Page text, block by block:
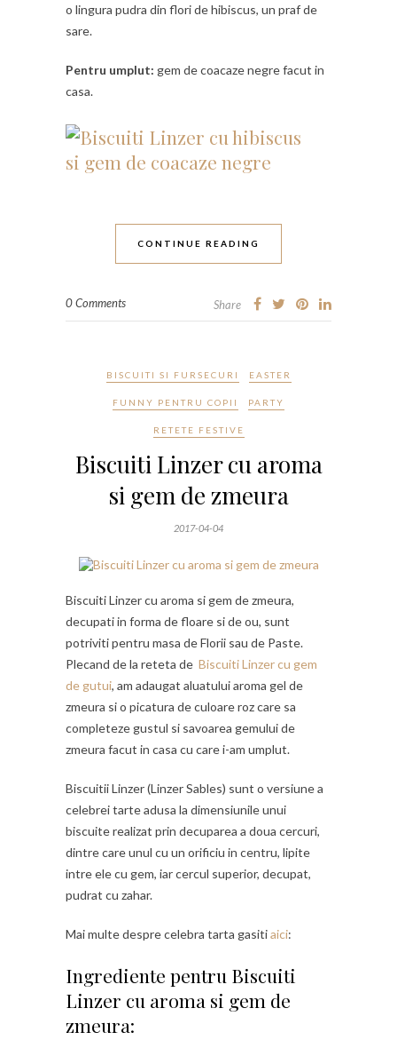
o lingura pudra din flori de hibiscus, un praf de
sare.
Pentru umplut: gem de coacaze negre facut in
casa.
CONTINUE READING
0 Comments Share
BISCUITI SI FURSECURI EASTER
FUNNY PENTRU COPII PARTY
RETETE FESTIVE
Biscuiti Linzer cu aroma
si gem de zmeura
2017-04-04
Biscuiti Linzer cu aroma si gem de zmeura,
decupati in forma de floare si de ou, sunt
potriviti pentru masa de Florii sau de Paste.
Plecand de la reteta de Biscuiti Linzer cu gem
de gutui, am adaugat aluatului aroma gel de
zmeura si o picatura de culoare roz care sa
completeze gustul si savoarea gemului de
zmeura facut in casa cu care i-am umplut.
Biscuitii Linzer (Linzer Sables) sunt o versiune a
celebrei tarte adusa la dimensiunile unui
biscuite realizat prin decuparea a doua cercuri,
dintre care unul cu un orificiu in centru, lipite
intre ele cu gem, iar cercul superior, decupat,
pudrat cu zahar.
Mai multe despre celebra tarta gasitiaici:
Ingrediente pentru Biscuiti
Linzer cu aroma si gem de
zmeura: